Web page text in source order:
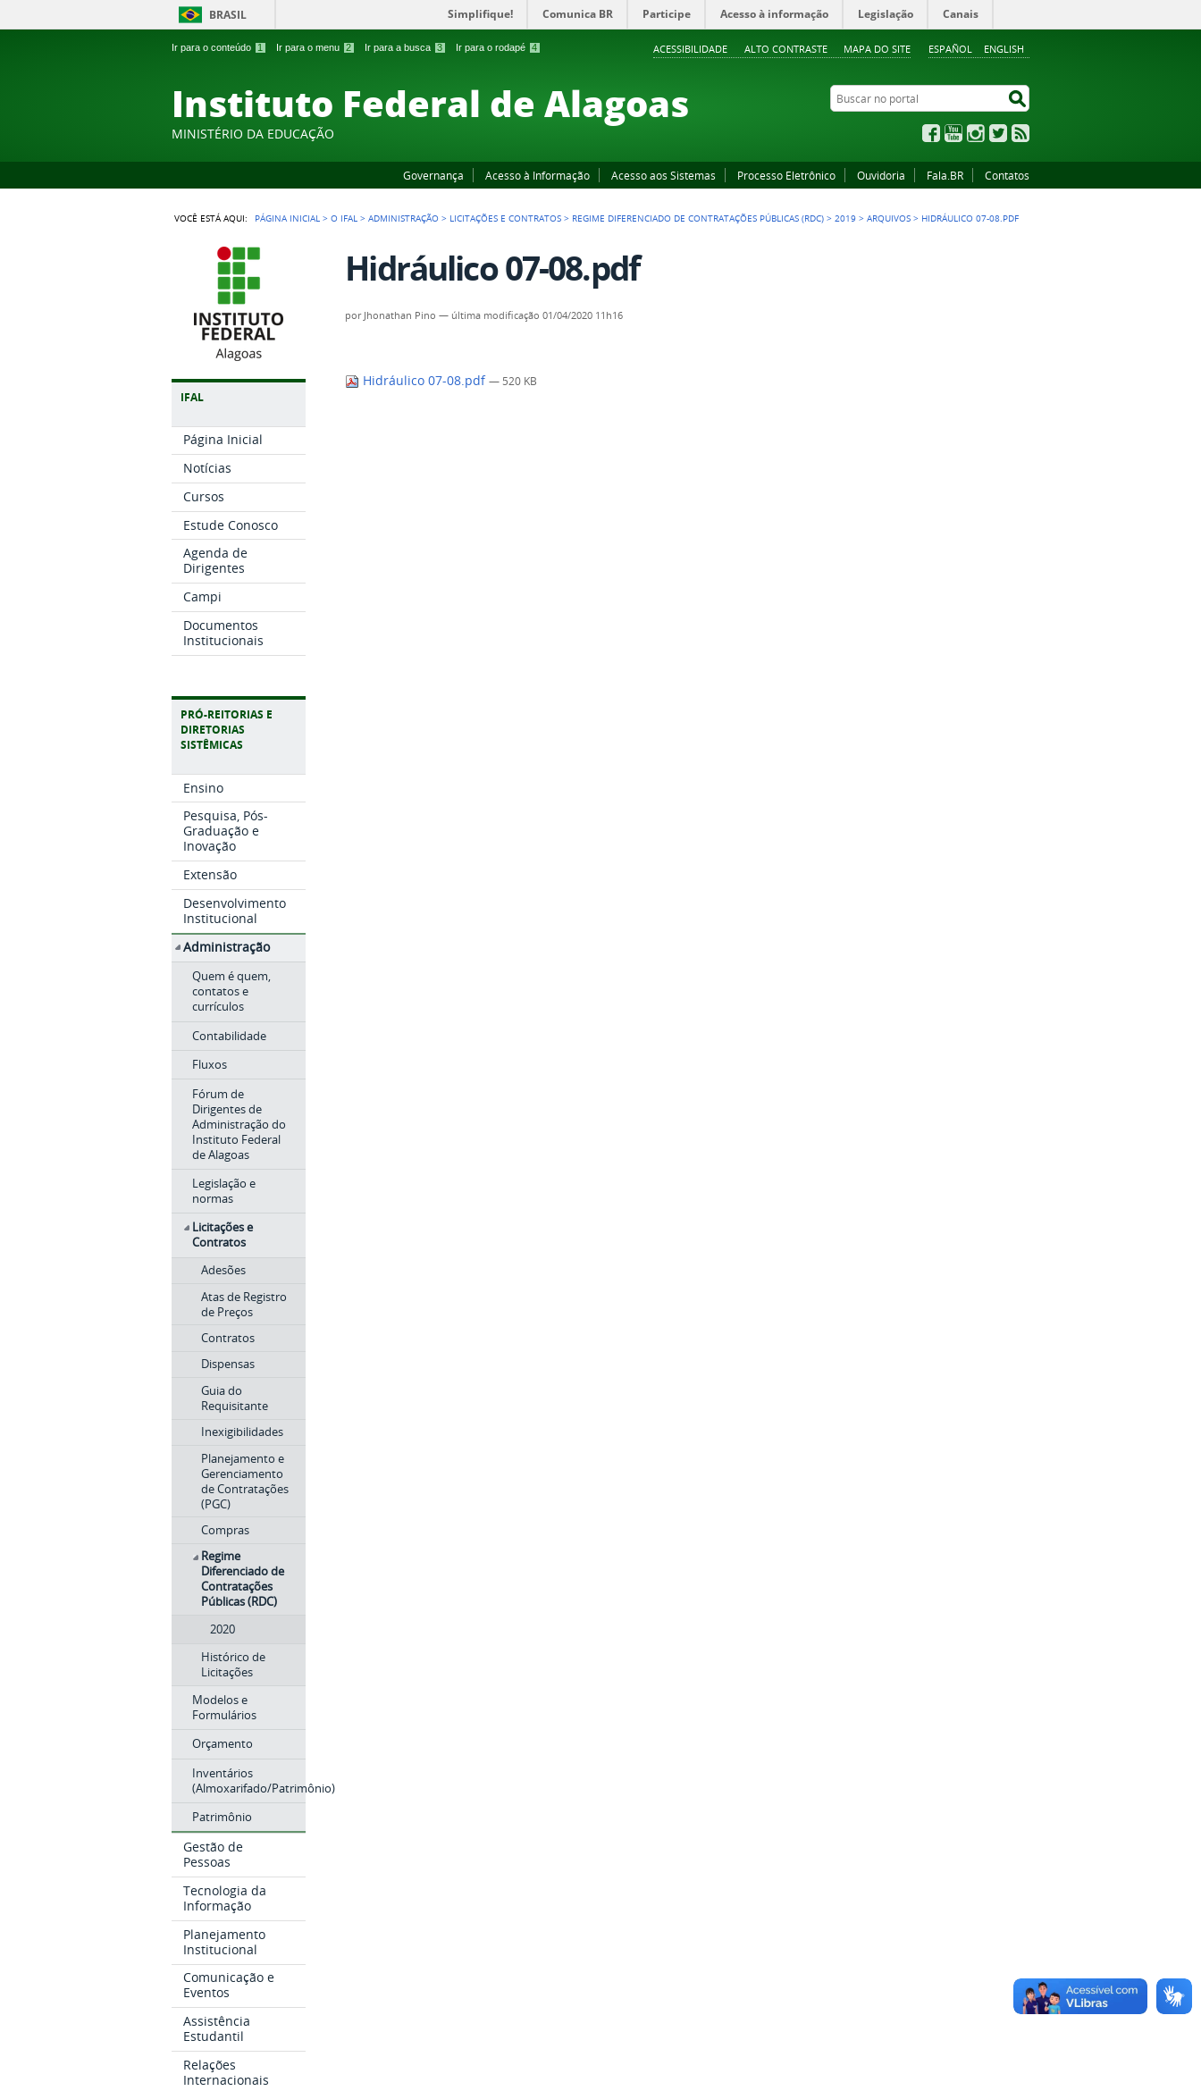
Ir para o conteúdo 1 Ir para o menu 2 Ir para a busca 3 Ir para o rodapé 4 ESPAÑOL ENGLISH
ACESSIBILIDADE ALTO CONTRASTE MAPA DO SITE
BRASIL Simplifique! Comunica BR Participe Acesso à informação Legislação Canais
Instituto Federal de Alagoas
MINISTÉRIO DA EDUCAÇÃO
Buscar no portal
FacebookYouTubeInstagram
Twitter
Governança Acesso à Informação Acesso aos Sistemas Processo Eletrônico Ouvidoria Fala.BR Contatos
VOCÊ ESTÁ AQUI: PÁGINA INICIAL >O IFAL >ADMINISTRAÇÃO > LICITAÇÕES E CONTRATOS > REGIME DIFERENCIADO DE CONTRATAÇÕES PÚBLICAS (RDC) >2019 >ARQUIVOS > HIDRÁULICO 07-08.PDF
IFAL
Página Inicial
Notícias
Cursos
Estude Conosco
Agenda de
Dirigentes
Campi
Documentos
Institucionais
PRÓ-REITORIAS E
DIRETORIAS
SISTÊMICAS
Ensino
Pesquisa, Pós-
Graduação e
Inovação
Extensão
Desenvolvimento
Institucional
Administração
Quem é quem,
contatos e
currículos
Contabilidade
Fluxos
Fórum de
Dirigentes de
Administração do
Instituto Federal
de Alagoas
Legislação e
normas
Licitações e
Contratos
Adesões
Atas de Registro
de Preços
Contratos
Dispensas
Guia do
Requisitante
Inexigibilidades
Planejamento e
Gerenciamento
de Contratações
(PGC)
Compras
Regime
Diferenciado de
Contratações
Públicas (RDC)
2020
Histórico de
Licitações
Modelos e
Formulários
Orçamento
Inventários
(Almoxarifado/Patrimônio)
Patrimônio
Gestão de
Pessoas
Tecnologia da
Informação
Planejamento
Institucional
Comunicação e
Eventos
Assistência
Estudantil
Relações
Internacionais
Hidráulico 07-08.pdf
por Jhonathan Pino — última modificação 01/04/2020 11h16
Hidráulico 07-08.pdf— 520 KB